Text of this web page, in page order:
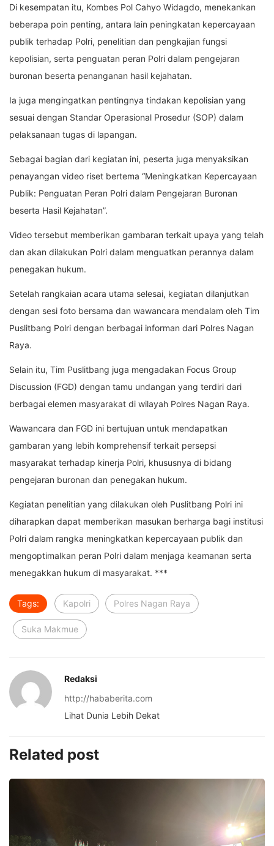
Di kesempatan itu, Kombes Pol Cahyo Widagdo, menekankan
beberapa poin penting, antara lain peningkatan kepercayaan
publik terhadap Polri, penelitian dan pengkajian fungsi
kepolisian, serta penguatan peran Polri dalam pengejaran
buronan beserta penanganan hasil kejahatan.
Ia juga mengingatkan pentingnya tindakan kepolisian yang
sesuai dengan Standar Operasional Prosedur (SOP) dalam
pelaksanaan tugas di lapangan.
Sebagai bagian dari kegiatan ini, peserta juga menyaksikan
penayangan video riset bertema “Meningkatkan Kepercayaan
Publik: Penguatan Peran Polri dalam Pengejaran Buronan
beserta Hasil Kejahatan”.
Video tersebut memberikan gambaran terkait upaya yang telah
dan akan dilakukan Polri dalam menguatkan perannya dalam
penegakan hukum.
Setelah rangkaian acara utama selesai, kegiatan dilanjutkan
dengan sesi foto bersama dan wawancara mendalam oleh Tim
Puslitbang Polri dengan berbagai informan dari Polres Nagan
Raya.
Selain itu, Tim Puslitbang juga mengadakan Focus Group
Discussion (FGD) dengan tamu undangan yang terdiri dari
berbagai elemen masyarakat di wilayah Polres Nagan Raya.
Wawancara dan FGD ini bertujuan untuk mendapatkan
gambaran yang lebih komprehensif terkait persepsi
masyarakat terhadap kinerja Polri, khususnya di bidang
pengejaran buronan dan penegakan hukum.
Kegiatan penelitian yang dilakukan oleh Puslitbang Polri ini
diharapkan dapat memberikan masukan berharga bagi institusi
Polri dalam rangka meningkatkan kepercayaan publik dan
mengoptimalkan peran Polri dalam menjaga keamanan serta
menegakkan hukum di masyarakat. ***
Tags: Kapolri Polres Nagan Raya
Suka Makmue
Redaksi
http://hababerita.com
Lihat Dunia Lebih Dekat
Related post